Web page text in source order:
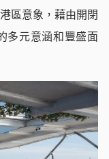
區意象，藉由開閉
多元意涵和豐盛面